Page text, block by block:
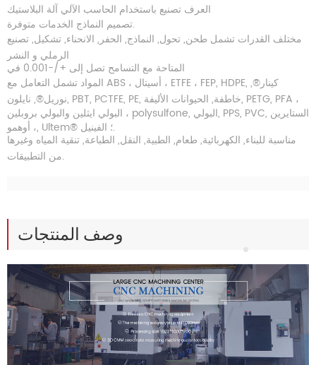
العرف تصنيع باستخدام الحاسب الآلي آلة البلاستيك
تصميم النماذج الخدمات متوفرة.
مختلف القدرات تشمل طحن, تحول, النماذج, الحفر, الانحناء, تشكيل, تصنيع
الرملي و النشر
المتاحة مع التسامح تصل إلى +/-0.001 في
المواد تشمل التعامل مع ABS ، أسيتال ، ETFE ، FEP, HDPE, كينار®,
نوريل®, نايلون, PBT, PCTFE, PE, خاطفة, الحيوانات الأليفة, PETG, PFA ،
البولي ايثلين والبولي بروبلين ، polysulfone, البولي, PPS, PVC, الستايرين
مناسبة للبناء, الكهربائية, طعام, الطبية, النقل, الطباعة, تنقية المياه وغيرها
وصف المنتجات